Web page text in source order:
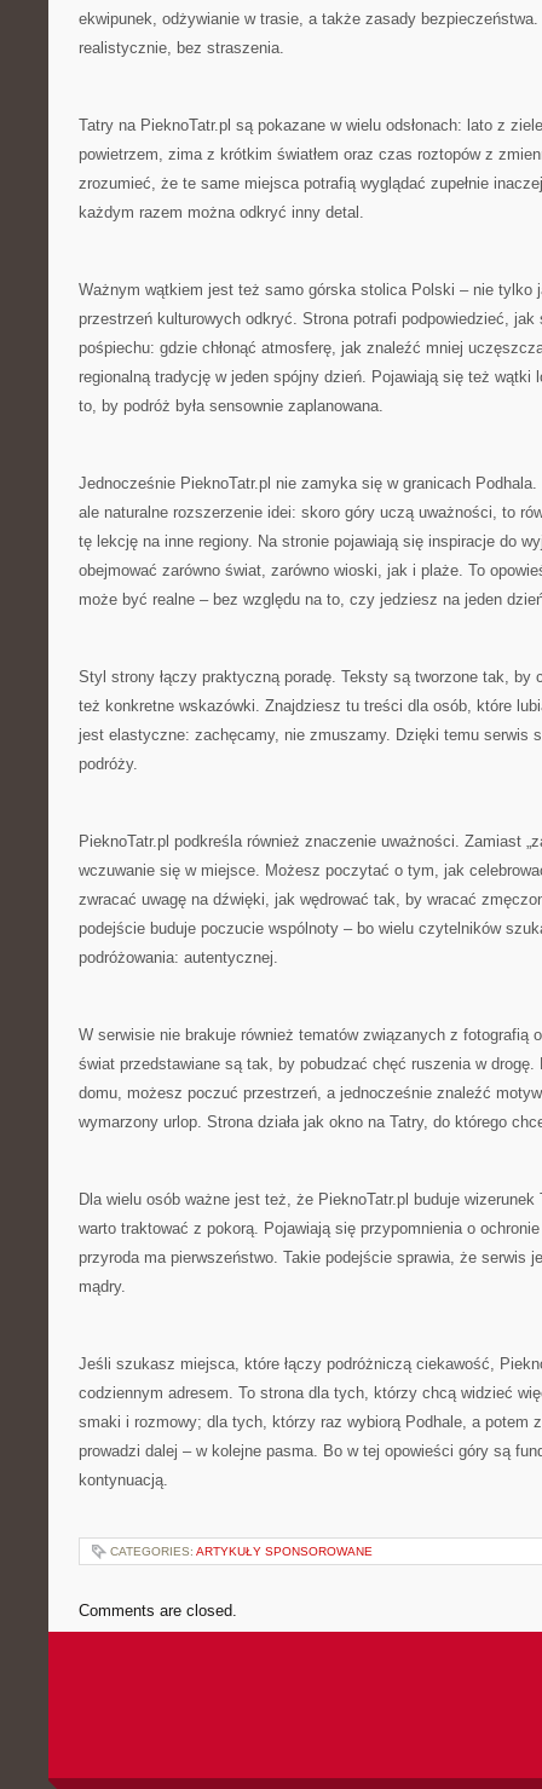
ekwipunek, odżywianie w trasie, a także zasady
realistycznie, bez straszenia.
Tatry na PieknoTatr.pl są pokazane w wielu odsłonach: lato z
powietrzem, zima z krótkim światłem oraz czas roztopów z
zrozumieć, że te same miejsca potrafią wyglądać zupełnie
każdym razem można odkryć inny detal.
Ważnym wątkiem jest też samo górska stolica Polski – nie tylko
przestrzeń kulturowych odkryć. Strona potrafi podpowiedzieć,
pośpiechu: gdzie chłonąć atmosferę, jak znaleźć mniej
regionalną tradycję w jeden spójny dzień. Pojawiają się też wątki
to, by podróż była sensownie zaplanowana.
Jednocześnie PieknoTatr.pl nie zamyka się w granicach Podhala.
ale naturalne rozszerzenie idei: skoro góry uczą uważności, to
tę lekcję na inne regiony. Na stronie pojawiają się inspiracje do
obejmować zarówno świat, zarówno wioski, jak i plaże. To
może być realne – bez względu na to, czy jedziesz na jeden
Styl strony łączy praktyczną poradę. Teksty są tworzone tak, by
też konkretne wskazówki. Znajdziesz tu treści dla osób, które
jest elastyczne: zachęcamy, nie zmuszamy. Dzięki temu serwis
podróży.
PieknoTatr.pl podkreśla również znaczenie uważności. Zamiast
wczuwanie się w miejsce. Możesz poczytać o tym, jak
zwracać uwagę na dźwięki, jak wędrować tak, by wracać
podejście buduje poczucie wspólnoty – bo wielu czytelników
podróżowania: autentycznej.
W serwisie nie brakuje również tematów związanych z fotografią
świat przedstawiane są tak, by pobudzać chęć ruszenia w
domu, możesz poczuć przestrzeń, a jednocześnie znaleźć
wymarzony urlop. Strona działa jak okno na Tatry, do którego
Dla wielu osób ważne jest też, że PieknoTatr.pl buduje
warto traktować z pokorą. Pojawiają się przypomnienia o
przyroda ma pierwszeństwo. Takie podejście sprawia, że serwis
mądry.
Jeśli szukasz miejsca, które łączy podróżniczą ciekawość,
codziennym adresem. To strona dla tych, którzy chcą widzieć
smaki i rozmowy; dla tych, którzy raz wybiorą Podhale, a potem
prowadzi dalej – w kolejne pasma. Bo w tej opowieści góry są
kontynuacją.
CATEGORIES: ARTYKUŁY SPONSOROWANE
Comments are closed.